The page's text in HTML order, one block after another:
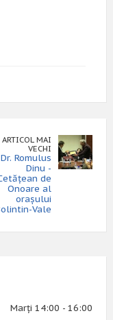
ARTICOL MAI
VECHI
Dr. Romulus
Dinu -
de
Onoare al
orașului
Vale
Marți 14:00 - 16:00